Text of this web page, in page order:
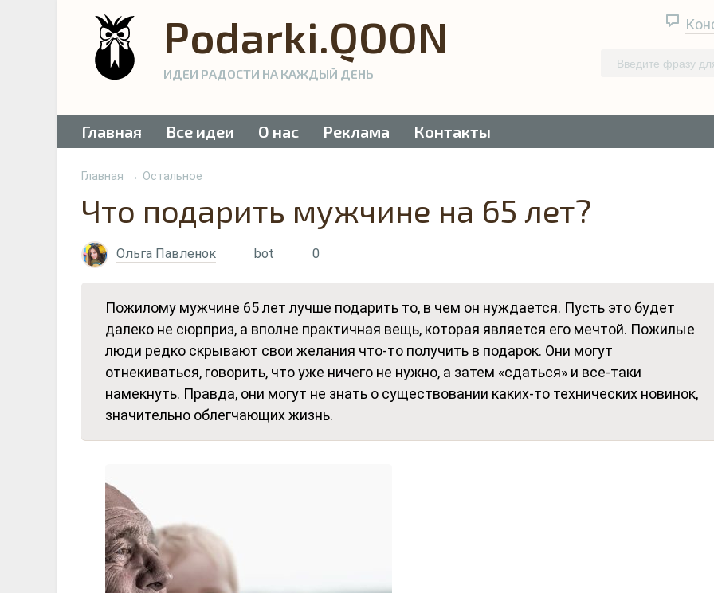
Podarki.QOON
ИДЕИ РАДОСТИ НА КАЖДЫЙ ДЕНЬ
Главная Все идеи О нас Реклама Контакты
Главная → Остальное
Что подарить мужчине на 65 лет?
Ольга Павленок bot 0
Пожилому мужчине 65 лет лучше подарить то, в чем он нуждается. Пусть это будет
далеко не сюрприз, а вполне практичная вещь, которая является его мечтой. Пожилые
люди редко скрывают свои желания что-то получить в подарок. Они могут
отнекиваться, говорить, что уже ничего не нужно, а затем «сдаться» и все-таки
намекнуть. Правда, они могут не знать о существовании каких-то технических новинок,
значительно облегчающих жизнь.